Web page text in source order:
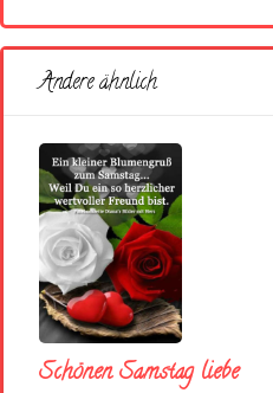
Andere ähnlich
Schönen Samstag liebe